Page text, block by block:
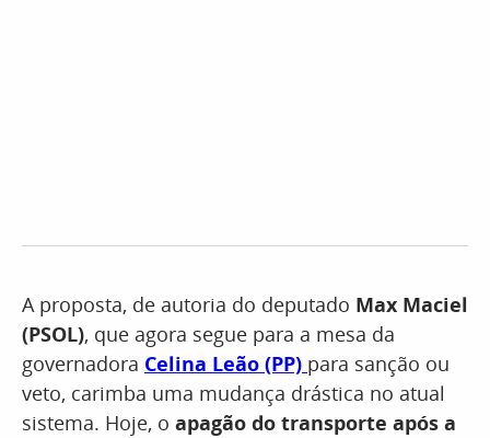
A proposta, de autoria do deputado Max Maciel
(PSOL), que agora segue para a mesa da
governadora Celina Leão (PP) para sanção ou
veto, carimba uma mudança drástica no atual
sistema. Hoje, o apagão do transporte após a